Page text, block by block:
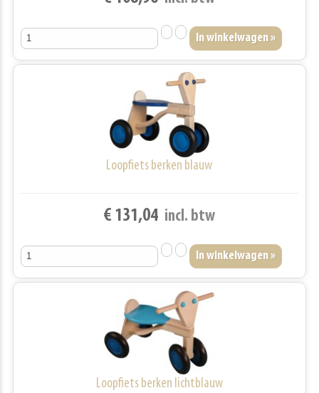
Loopfiets berken blauw
€ 131,04 incl. btw
Loopfiets berken lichtblauw